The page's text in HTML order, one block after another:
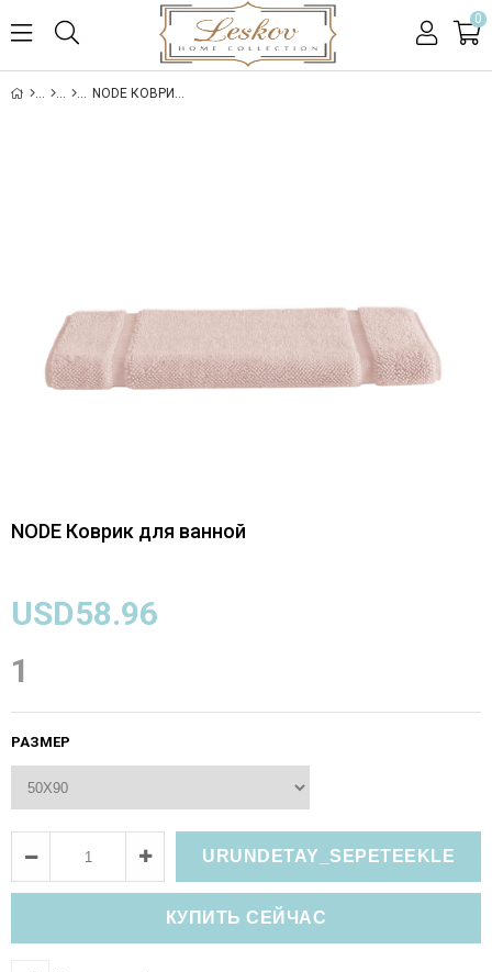
0
NODE КОВРИК ДЛЯ ВАННОЙ
NODE Коврик для ванной
USD58.96
1
РАЗМЕР